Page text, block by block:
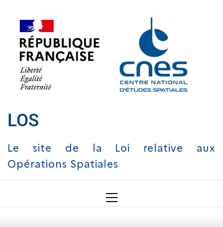
content
LOS
Le site de la Loi relative aux
Opérations Spatiales
Menu